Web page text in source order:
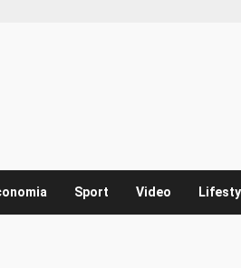
Sport Video